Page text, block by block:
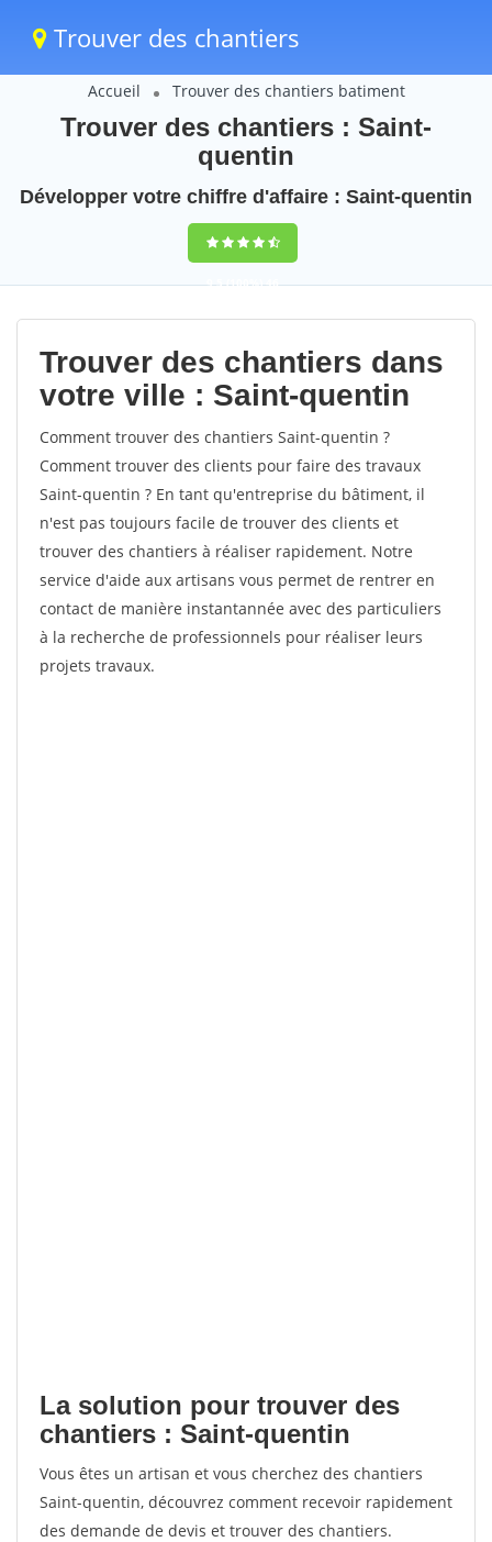
Trouver des chantiers
Accueil Trouver des chantiers batiment
Trouver des chantiers : Saint-
quentin
Développer votre chiffre d'affaire : Saint-quentin
9,5(100%)46
votes
Trouver des chantiers dans
votre ville : Saint-quentin
Comment trouver des chantiers Saint-quentin ?
Comment trouver des clients pour faire des travaux
Saint-quentin ? En tant qu'entreprise du bâtiment, il
n'est pas toujours facile de trouver des clients et
trouver des chantiers à réaliser rapidement. Notre
service d'aide aux artisans vous permet de rentrer en
contact de manière instantannée avec des particuliers
à la recherche de professionnels pour réaliser leurs
projets travaux.
La solution pour trouver des
chantiers : Saint-quentin
Vous êtes un artisan et vous cherchez des chantiers
Saint-quentin, découvrez comment recevoir rapidement
des demande de devis et trouver des chantiers.